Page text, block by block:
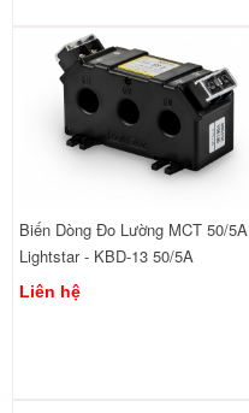
Biến Dòng Đo Lường MCT 50/5A
Lightstar - KBD-13 50/5A
Liên hệ